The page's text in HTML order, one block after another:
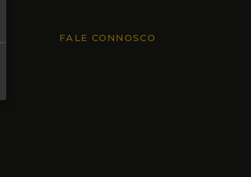
FALE CONNOSCO